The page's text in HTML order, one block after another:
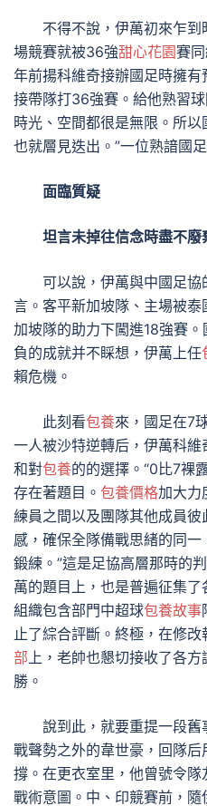
不得不說，伊萬初來乍到
場競賽就被36強甜心花園賽
年前揚科維奇接辦國足時擁
接帶隊打36強賽。給他熟習
時光、空間都很是無限。所
也就層見迭出。”一位熟諳國
面臨質疑
坦言未掉往信念時盡不廢
可以說，伊萬與中國足協
言。客平新加坡隊、主場被泰
加坡隊的助力下闖進18強賽
負的成就并不睬想，伊萬上任
賴危機。
此刻看包養來，國足在7
一人被沙特逆轉后，伊萬科維
和對包養的的選擇。“0比7裸
存在著題目。 包養價格加大力
練員之間以及團隊其他成員
感，確保全隊備戰思緒的同
鍛練。”這是足協高層那時的
萬的題目上，也是普遍征集
組織包含部門中超球包養故事
止了綜合評斷。終極，在修改
部上，老帥也懇切接收了各
勝。
說到此，就要重提一段
戰聲勢之外的韋世豪，回隊
撐。在更衣室里，他曾號令
戰術意圖。中、印競賽前，